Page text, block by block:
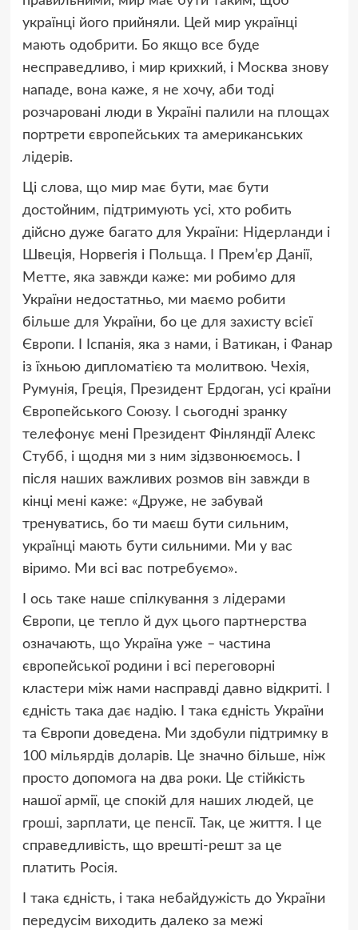
українці його прийняли. Цей мир українці
мають одобрити. Бо якщо все буде
несправедливо, і мир крихкий, і Москва знову
нападе, вона каже, я не хочу, аби тоді
розчаровані люди в Україні палили на площах
портрети європейських та американських
лідерів.
Ці слова, що мир має бути, має бути
достойним, підтримують усі, хто робить
дійсно дуже багато для України: Нідерланди і
Швеція, Норвегія і Польща. І Прем’єр Данії,
Метте, яка завжди каже: ми робимо для
України недостатньо, ми маємо робити
більше для України, бо це для захисту всієї
Європи. І Іспанія, яка з нами, і Ватикан, і Фанар
із їхньою дипломатією та молитвою. Чехія,
Румунія, Греція, Президент Ердоган, усі країни
Європейського Союзу. І сьогодні зранку
телефонує мені Президент Фінляндії Алекс
Стубб, і щодня ми з ним зідзвонюємось. І
після наших важливих розмов він завжди в
кінці мені каже: «Друже, не забувай
тренуватись, бо ти маєш бути сильним,
українці мають бути сильними. Ми у вас
віримо. Ми всі вас потребуємо».
І ось таке наше спілкування з лідерами
Європи, це тепло й дух цього партнерства
означають, що Україна уже – частина
європейської родини і всі переговорні
кластери між нами насправді давно відкриті. І
єдність така дає надію. І така єдність України
та Європи доведена. Ми здобули підтримку в
100 мільярдів доларів. Це значно більше, ніж
просто допомога на два роки. Це стійкість
нашої армії, це спокій для наших людей, це
гроші, зарплати, це пенсії. Так, це життя. І це
справедливість, що врешті-решт за це
платить Росія.
І така єдність, і така небайдужість до України
передусім виходить далеко за межі